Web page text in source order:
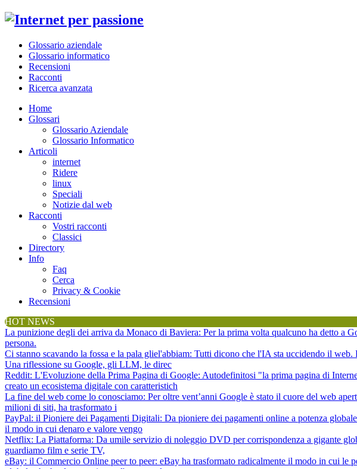
Glossario aziendale
Glossario informatico
Recensioni
Racconti
Ricerca avanzata
Home
Glossari
Glossario Aziendale
Glossario Informatico
Articoli
internet
Ridere
linux
Speciali
Notizie dal web
Racconti
Vostri racconti
Classici
Directory
Info
Faq
Cerca
Privacy & Cookie
Recensioni
HOT NEWS
La punizione degli dei arriva da Monaco di Baviera: Per la prima volta qualcuno ha detto a
persona.
Ci stanno scavando la fossa e la pala gliel'abbiam: Tutti dicono che l'IA sta uccidendo il web.
Una riflessione su Google, gli LLM, le direc
Reddit: L'Evoluzione della Prima Pagina di Google: Autodefinitosi "la prima pagina di
creato un ecosistema digitale con caratteristich
La fine del web come lo conosciamo: Per oltre vent’anni Google è stato il cuore del web
milioni di siti, ha trasformato i
PayPal: il Pioniere dei Pagamenti Digitali: Da pioniere dei pagamenti online a potenza
il modo in cui denaro e valore vengo
Netflix: La Piattaforma: Da umile servizio di noleggio DVD per corrispondenza a gigante
guardiamo film e serie TV,
eBay: il Commercio Online peer to peer: eBay ha trasformato radicalmente il modo in cui le